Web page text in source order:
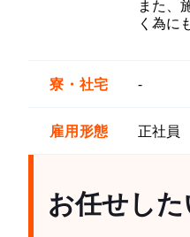
また、
く為に
寮・社宅 -
雇用形態 正社員
お任せし